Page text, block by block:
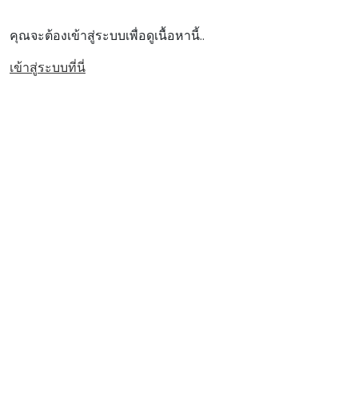
คุณจะต้องเข้าสู่ระบบเพื่อดูเนื้อหานี้..
เข้าสู่ระบบที่นี่